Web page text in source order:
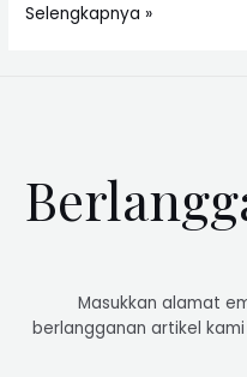
Selengkapnya »
Masukkan alamat
berlangganan artikel